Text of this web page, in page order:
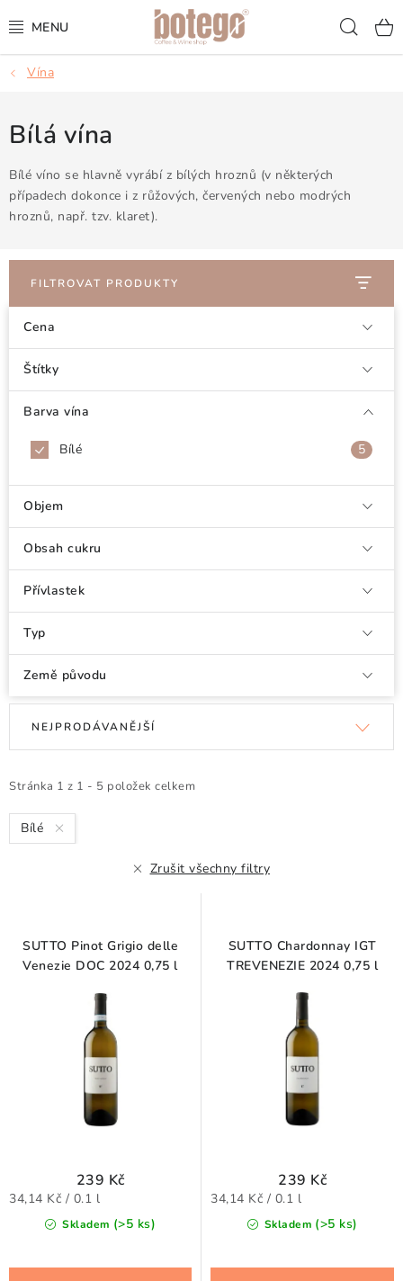
na
KÁVA
FRAPPÉ
VÍNA
ŠUMIVÁ VÍNA
KOKTEJLY & APERITIVY
ČAJ & ČOKOLÁDA
PŘÍSLUŠENSTVÍ
Doprava a platba
Podmínky ochrany osobních údajů
Hodnocení obchodu
Vína
Bílá vína
Bílé víno se hlavně vyrábí z bílých hroznů (v některých
případech dokonce i z růžových, červených nebo modrých
hroznů, např. tzv. klaret).
FILTROVAT PRODUKTY
Cena
Štítky
Barva vína
Bílé 5
Objem
Obsah cukru
Přívlastek
Typ
Země původu
i
s
p
Stránka 1 z 1 - 5 položek celkem
e
n
í
NEJPRODÁVANĚJŠÍ
Bílé
Zrušit všechny filtry
SUTTO Pinot Grigio delle
Venezie DOC 2024 0,75 l
Skladem (>5 ks)
239 Kč
Měrná
34,14 Kč / 0.1 l
SUTTO Chardonnay IGT
TREVENEZIE 2024 0,75 l
Skladem (>5 ks)
239 Kč
Měrná
34,14 Kč / 0.1 l